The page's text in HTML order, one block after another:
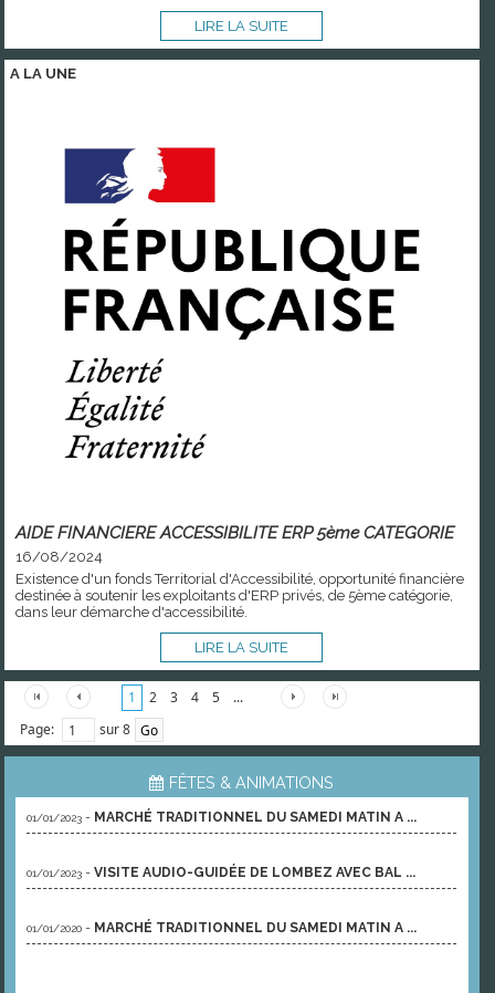
LIRE LA SUITE
A LA UNE
AIDE FINANCIERE ACCESSIBILITE ERP 5ème CATEGORIE
16/08/2024
Existence d'un fonds Territorial d'Accessibilité, opportunité financière
destinée à soutenir les exploitants d'ERP privés, de 5ème catégorie,
dans leur démarche d'accessibilité.
LIRE LA SUITE
1 2 3 4 5
...
Page:
sur 8
FÊTES & ANIMATIONS
01/01/2023 - MARCHÉ TRADITIONNEL DU SAMEDI MATIN A ...
01/01/2023 -VISITE AUDIO-GUIDÉE DE LOMBEZ AVEC BAL ...
01/01/2020 - MARCHÉ TRADITIONNEL DU SAMEDI MATIN A ...